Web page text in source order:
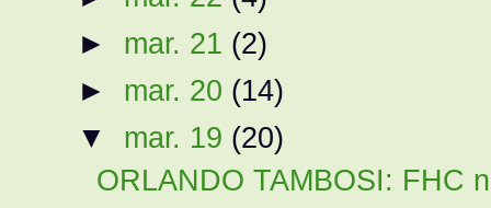
► mar. 21 (2)
► mar. 20 (14)
▼ mar. 19 (20)
ORLANDO TAMBOSI: FHC